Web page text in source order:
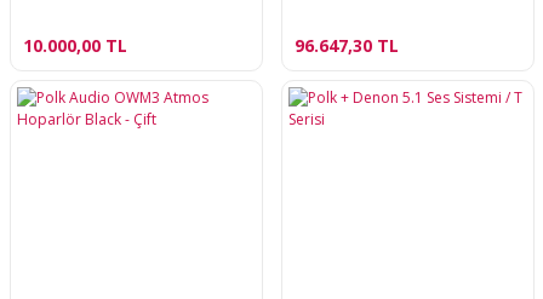
10.000,00 TL 96.647,30 TL